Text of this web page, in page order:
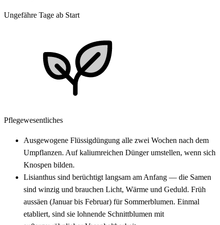
Ungefähre Tage ab Start
Pflegewesentliches
Ausgewogene Flüssigdüngung alle zwei Wochen nach dem
Umpflanzen. Auf kaliumreichen Dünger umstellen, wenn sich
Knospen bilden.
Lisianthus sind berüchtigt langsam am Anfang — die Samen
sind winzig und brauchen Licht, Wärme und Geduld. Früh
aussäen (Januar bis Februar) für Sommerblumen. Einmal
etabliert, sind sie lohnende Schnittblumen mit